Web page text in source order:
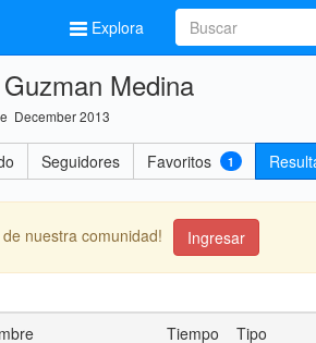
Explora
Medina
December 2013
Seguidores Favoritos 1
nuestra comunidad! Ingresar
Tiempo Tipo